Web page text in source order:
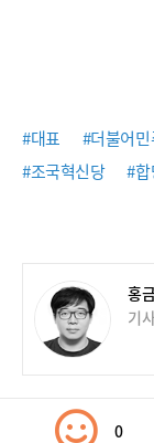
#대표 #더불어
#조국혁신당
#
홍
기
0